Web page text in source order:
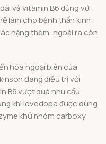
và vitamin B6 dùng với
làm cho bệnh thần kinh
nặng thêm, ngoài ra còn
hóa ngoại biên của
đang điều trị với
B6 vượt quá nhu cầu
khi levodopa được dùng
khử nhóm carboxy